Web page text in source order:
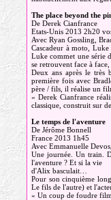
The place beyond the
De Derek Cianfrance
Etats-Unis 2013 2h20
Avec Ryan Gossling,
Cascadeur à moto,
Luke commet une série
se retrouvent face à
Deux ans après le très
première fois avec
père / fils, il réalise un
« Derek Cianfrance
classique, construit sur
Le temps de l'aventure
De Jérôme Bonnell
France 2013 1h45
Avec Emmanuelle
Une journée. Un train.
l'aventure ? Et si la vie
d'Alix basculait…
Pour son cinquième
Le fils de l'autre) et
« Un coup de foudre